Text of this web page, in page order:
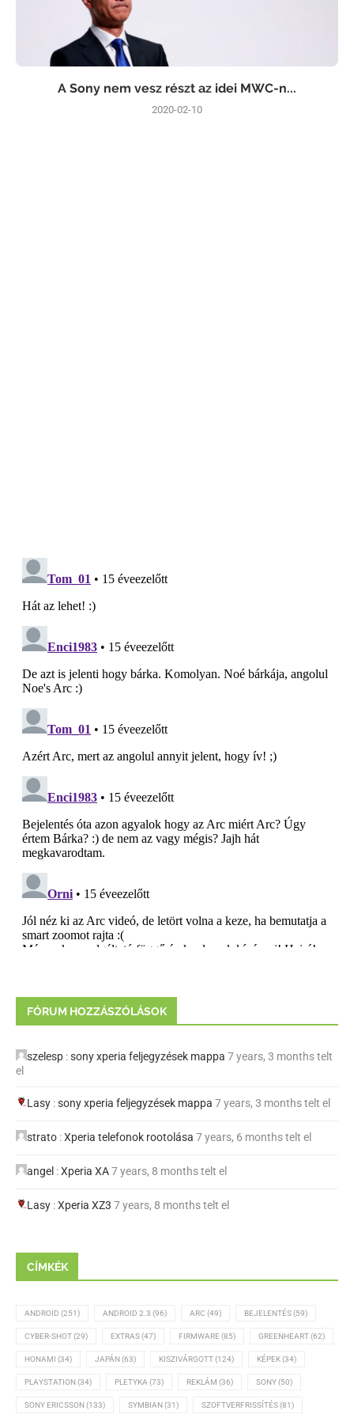
A Sony nem vesz részt az idei MWC-n...
2020-02-10
FÓRUM HOZZÁSZÓLÁSOK
szelesp :sony xperia feljegyzések mappa 7 years, 3 months telt
el
Lasy :sony xperia feljegyzések mappa 7 years, 3 months telt el
strato :Xperia telefonok rootolása 7 years, 6 months telt el
angel :Xperia XA7 years, 8 months telt el
Lasy :Xperia XZ3 7 years, 8 months telt el
CÍMKÉK
ANDROID (251) ANDROID 2.3 (96) ARC (49) BEJELENTÉS(59)
CYBER-SHOT(29) EXTRAS(47) FIRMWARE (85) GREENHEART(62)
HONAMI (34) JAPÁN(63) KISZIVÁRGOTT(124) KÉPEK(34)
PLAYSTATION(34) PLETYKA (73) REKLÁM (36) SONY(50)
SONY ERICSSON(133) SYMBIAN(31) SZOFTVERFRISSÍTÉS(81)